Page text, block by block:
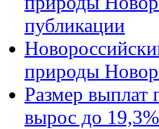
публикации
природы
Размер выплат
вырос до 19,3%